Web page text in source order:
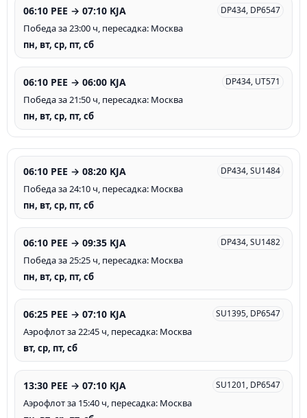
06:10 PEE → 07:10 KJA DP434, DP6547
Победа за 23:00 ч, пересадка: Москва
пн, вт, ср, пт, сб
06:10 PEE → 06:00 KJA DP434, UT571
Победа за 21:50 ч, пересадка: Москва
пн, вт, ср, пт, сб
06:10 PEE → 08:20 KJA DP434, SU1484
Победа за 24:10 ч, пересадка: Москва
пн, вт, ср, пт, сб
06:10 PEE → 09:35 KJA DP434, SU1482
Победа за 25:25 ч, пересадка: Москва
пн, вт, ср, пт, сб
06:25 PEE → 07:10 KJA SU1395, DP6547
Аэрофлот за 22:45 ч, пересадка: Москва
вт, ср, пт, сб
13:30 PEE → 07:10 KJA SU1201, DP6547
Аэрофлот за 15:40 ч, пересадка: Москва